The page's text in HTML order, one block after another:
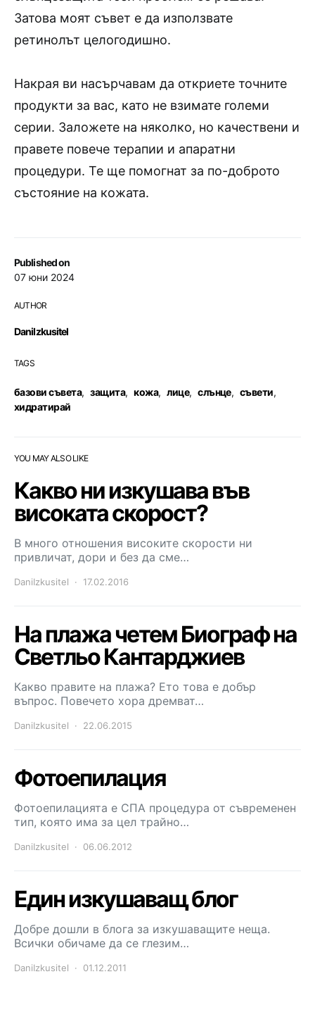
Published on
07 юни 2024
AUTHOR
DaniIzkusitel
TAGS
базови съвета, защита, кожа, лице, слънце, съвети,
хидратирай
Затова моят съвет е да използвате
ретинолът целогодишно.
Накрая ви насърчавам да откриете точните
продукти за вас, като не взимате големи
серии. Заложете на няколко, но качествени и
правете повече терапии и апаратни
процедури. Те ще помогнат за по-доброто
състояние на кожата.
YOU MAY ALSO LIKE
Какво ни изкушава във
високата скорост?
В много отношения високите скорости ни
привличат, дори и без да сме…
DaniIzkusitel 17.02.2016
На плажа четем Биограф на
Светльо Кантарджиев
Какво правите на плажа? Ето това е добър
въпрос. Повечето хора дремват…
DaniIzkusitel 22.06.2015
Фотоепилация
Фотоепилацията е СПА процедура от съвременен
тип, която има за цел трайно…
DaniIzkusitel 06.06.2012
Един изкушаващ блог
Добре дошли в блога за изкушаващите неща.
Всички обичаме да се глезим…
DaniIzkusitel 01.12.2011